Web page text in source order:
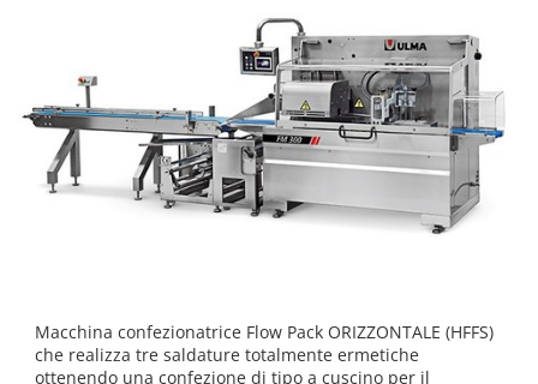
Macchina confezionatrice Flow Pack ORIZZONTALE (HFFS)
che realizza tre saldature totalmente ermetiche
ottenendo una confezione di tipo a cuscino per il